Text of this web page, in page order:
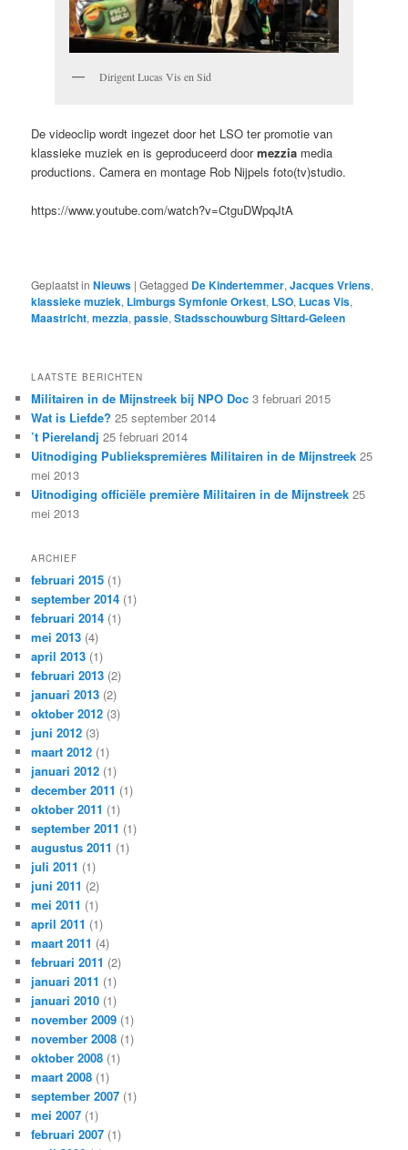
Dirigent Lucas Vis en Sid
De videoclip wordt ingezet door het LSO ter promotie van
klassieke muziek en is geproduceerd doormezzia media
productions. Camera en montage Rob Nijpels foto(tv)studio.
https://www.youtube.com/watch?v=CtguDWpqJtA
Geplaatst in Nieuws |Getagged De Kindertemmer,Jacques Vriens,
klassieke muziek, Limburgs Symfonie Orkest, LSO, Lucas Vis,
Maastricht,mezzia,passie,Stadsschouwburg Sittard-Geleen
LAATSTE BERICHTEN
Militairen in de Mijnstreek bij NPO Doc 3 februari 2015
Wat is Liefde? 25 september 2014
’t Pierelandj 25 februari 2014
Uitnodiging Publiekspremières Militairen in de Mijnstreek 25
mei 2013
Uitnodiging officiële première Militairen in de Mijnstreek 25
mei 2013
ARCHIEF
februari 2015 (1)
september 2014 (1)
februari 2014 (1)
mei 2013 (4)
april 2013 (1)
februari 2013 (2)
januari 2013 (2)
oktober 2012 (3)
juni 2012 (3)
maart 2012 (1)
januari 2012 (1)
december 2011 (1)
oktober 2011 (1)
september 2011 (1)
augustus 2011 (1)
juli 2011 (1)
juni 2011 (2)
mei 2011 (1)
april 2011 (1)
maart 2011 (4)
februari 2011 (2)
januari 2011 (1)
januari 2010 (1)
november 2009 (1)
november 2008 (1)
oktober 2008 (1)
maart 2008 (1)
september 2007 (1)
mei 2007 (1)
februari 2007 (1)